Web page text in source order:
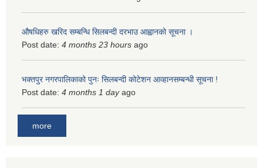
औषधिहरु खरिद सम्बन्धि सिलबन्दी दरभाउ आह्वानको सूचना ।
Post date: 4 months 23 hours ago
भक्तपुर नगरपालिकाको पुनः सिलबन्दी कोटेशन आव्हानसम्बन्धी सूचना !
Post date: 4 months 1 dayago
more